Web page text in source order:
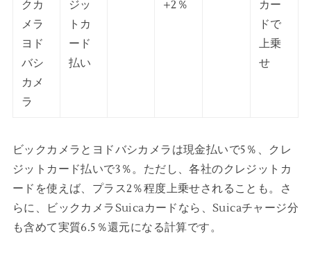
クカ
メラ
ヨド
バシ
カメ
ラ
ジッ
トカ
ード
払い
+2％
カー
ドで
上乗
せ
ビックカメラとヨドバシカメラは現金払いで5％、クレ
ジットカード払いで3％。ただし、各社のクレジットカ
ードを使えば、プラス2％程度上乗せされることも。さ
らに、ビックカメラSuicaカードなら、Suicaチャージ分
も含めて実質6.5％還元になる計算です。